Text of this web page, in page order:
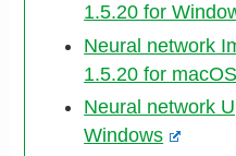
1.5.20 for
Neural network
1.5.20 for macOS
Neural network
Windows